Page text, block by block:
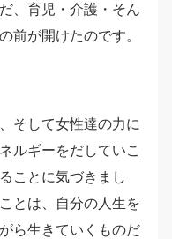
、育児・介護・そん
前が開けたのです。
そして女性達の力に
ルギーをだしていこ
ことに気づきまし
とは、自分の人生を
ら生きていくものだ